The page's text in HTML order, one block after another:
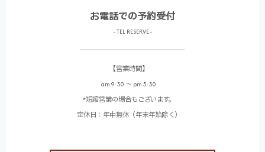
お電話での予約受付
- TEL RESERVE -
【営業時間】
am 9:30 〜 pm 5:30
*短縮営業の場合もございます。
定休日：年中無休（年末年始除く）